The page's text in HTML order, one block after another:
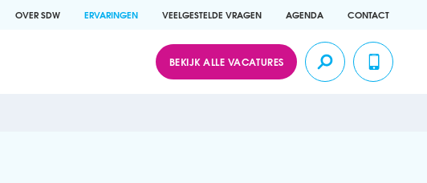
OVER SDW ERVARINGEN VEELGESTELDE VRAGEN AGENDA CONTACT
BEKIJK ALLE VACATURES